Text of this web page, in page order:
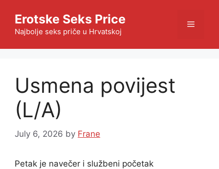
content
Erotske Seks Price
Najbolje seks priče u Hrvatskoj
Menu
Usmena povijest
(L/A)
July 6, 2026 by Frane
Petak je navečer i službeni početak